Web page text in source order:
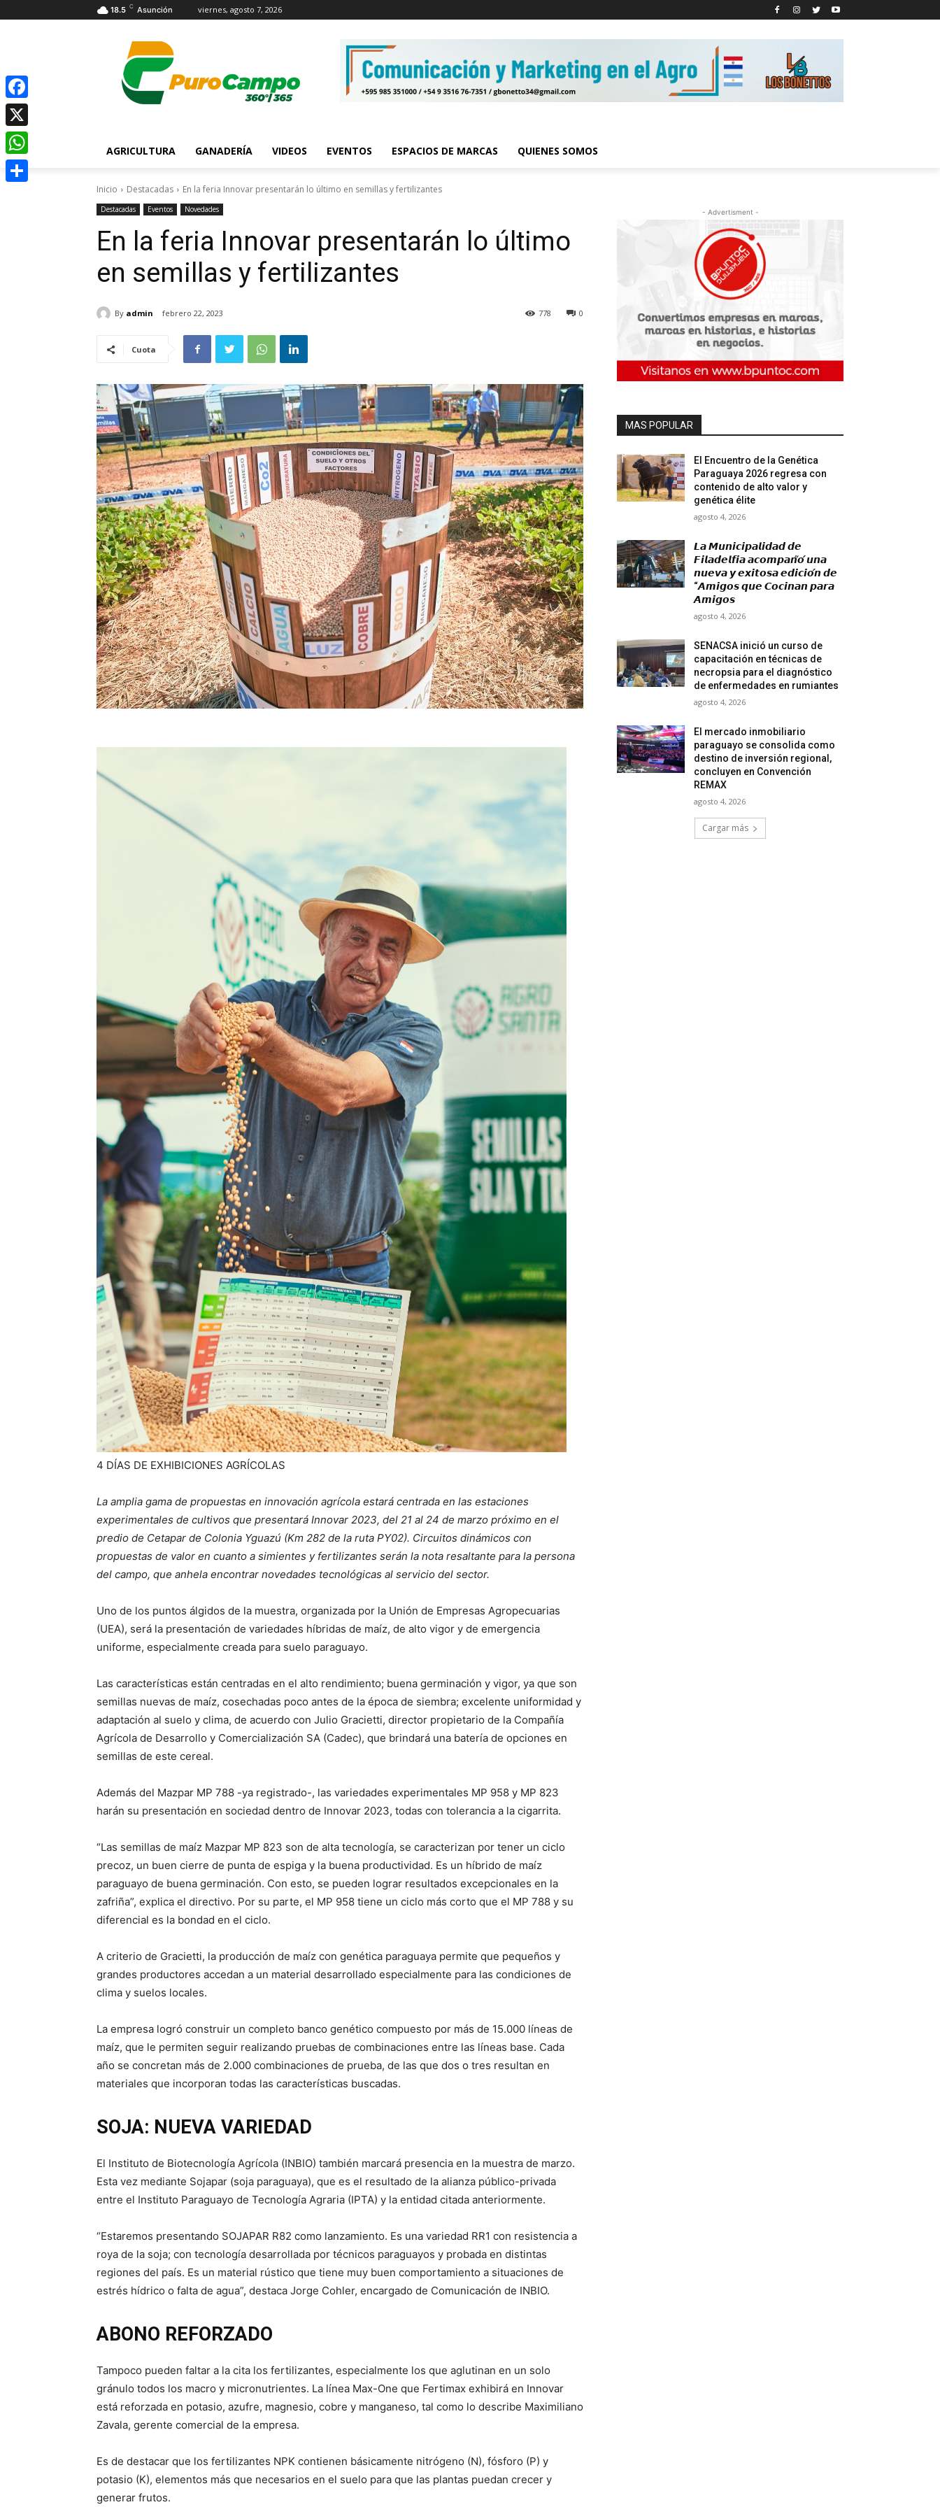
18.5 C Asunción viernes, agosto 7, 2026
AGRICULTURA GANADERÍA VIDEOS EVENTOS ESPACIOS DE MARCAS QUIENES SOMOS
Inicio Destacadas En la feria Innovar presentarán lo último en semillas y fertilizantes
Destacadas Eventos Novedades
En la feria Innovar presentarán lo último
en semillas y fertilizantes
By admin febrero 22, 2023 0
778
Cuota
4 DÍAS DE EXHIBICIONES AGRÍCOLAS
La amplia gama de propuestas en innovación agrícola estará centrada en las estaciones
experimentales de cultivos que presentará Innovar 2023, del 21 al 24 de marzo próximo en el
predio de Cetapar de Colonia Yguazú (Km 282 de la ruta PY02). Circuitos dinámicos con
propuestas de valor en cuanto a simientes y fertilizantes serán la nota resaltante para la persona
del campo, que anhela encontrar novedades tecnológicas al servicio del sector.
Uno de los puntos álgidos de la muestra, organizada por la Unión de Empresas Agropecuarias
(UEA), será la presentación de variedades híbridas de maíz, de alto vigor y de emergencia
uniforme, especialmente creada para suelo paraguayo.
Las características están centradas en el alto rendimiento; buena germinación y vigor, ya que son
semillas nuevas de maíz, cosechadas poco antes de la época de siembra; excelente uniformidad y
adaptación al suelo y clima, de acuerdo con Julio Gracietti, director propietario de la Compañía
Agrícola de Desarrollo y Comercialización SA (Cadec), que brindará una batería de opciones en
semillas de este cereal.
Además del Mazpar MP 788 -ya registrado-, las variedades experimentales MP 958 y MP 823
harán su presentación en sociedad dentro de Innovar 2023, todas con tolerancia a la cigarrita.
“Las semillas de maíz Mazpar MP 823 son de alta tecnología, se caracterizan por tener un ciclo
precoz, un buen cierre de punta de espiga y la buena productividad. Es un híbrido de maíz
paraguayo de buena germinación. Con esto, se pueden lograr resultados excepcionales en la
zafriña”, explica el directivo. Por su parte, el MP 958 tiene un ciclo más corto que el MP 788 y su
diferencial es la bondad en el ciclo.
A criterio de Gracietti, la producción de maíz con genética paraguaya permite que pequeños y
grandes productores accedan a un material desarrollado especialmente para las condiciones de
clima y suelos locales.
La empresa logró construir un completo banco genético compuesto por más de 15.000 líneas de
maíz, que le permiten seguir realizando pruebas de combinaciones entre las líneas base. Cada
año se concretan más de 2.000 combinaciones de prueba, de las que dos o tres resultan en
materiales que incorporan todas las características buscadas.
SOJA: NUEVA VARIEDAD
El Instituto de Biotecnología Agrícola (INBIO) también marcará presencia en la muestra de marzo.
Esta vez mediante Sojapar (soja paraguaya), que es el resultado de la alianza público-privada
entre el Instituto Paraguayo de Tecnología Agraria (IPTA) y la entidad citada anteriormente.
“Estaremos presentando SOJAPAR R82 como lanzamiento. Es una variedad RR1 con resistencia a
roya de la soja; con tecnología desarrollada por técnicos paraguayos y probada en distintas
regiones del país. Es un material rústico que tiene muy buen comportamiento a situaciones de
estrés hídrico o falta de agua”, destaca Jorge Cohler, encargado de Comunicación de INBIO.
ABONO REFORZADO
Tampoco pueden faltar a la cita los fertilizantes, especialmente los que aglutinan en un solo
gránulo todos los macro y micronutrientes. La línea Max-One que Fertimax exhibirá en Innovar
está reforzada en potasio, azufre, magnesio, cobre y manganeso, tal como lo describe Maximiliano
Zavala, gerente comercial de la empresa.
Es de destacar que los fertilizantes NPK contienen básicamente nitrógeno (N), fósforo (P) y
potasio (K), elementos más que necesarios en el suelo para que las plantas puedan crecer y
generar frutos.
- Advertisment -
MAS POPULAR
El Encuentro de la Genética
Paraguaya 2026 regresa con
contenido de alto valor y
genética élite
agosto 4, 2026
𝙇𝙖 𝙈𝙪𝙣𝙞𝙘𝙞𝙥𝙖𝙡𝙞𝙙𝙖𝙙 𝙙𝙚
𝙁𝙞𝙡𝙖𝙙𝙚𝙡𝙛𝙞𝙖 𝙖𝙘𝙤𝙢𝙥𝙖𝙣̃𝙤́ 𝙪𝙣𝙖
𝙣𝙪𝙚𝙫𝙖 𝙮 𝙚𝙭𝙞𝙩𝙤𝙨𝙖 𝙚𝙙𝙞𝙘𝙞𝙤́𝙣 𝙙𝙚
“𝘼𝙢𝙞𝙜𝙤𝙨 𝙦𝙪𝙚 𝘾𝙤𝙘𝙞𝙣𝙖𝙣 𝙥𝙖𝙧𝙖
𝘼𝙢𝙞𝙜𝙤𝙨
agosto 4, 2026
SENACSA inició un curso de
capacitación en técnicas de
necropsia para el diagnóstico
de enfermedades en rumiantes
agosto 4, 2026
El mercado inmobiliario
paraguayo se consolida como
destino de inversión regional,
concluyen en Convención
REMAX
agosto 4, 2026
Cargar más
Facebook
X
WhatsApp